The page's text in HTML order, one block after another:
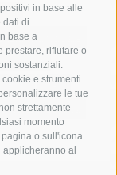
in base alle
dati di
base a
prestare, rifiutare o
sostanziali.
e strumenti
le tue
strettamente
momento
o sull'icona
applicheranno al
municipale
treni
vincenzo de luca